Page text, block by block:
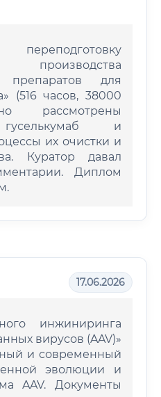
производства
препаратов для
(516 часов, 38000
рассмотрены
и
их очистки и
Куратор давал
Диплом
17.06.2026
инжиниринга
вирусов (AAV)»
и современный
эволюции и
AAV. Документы